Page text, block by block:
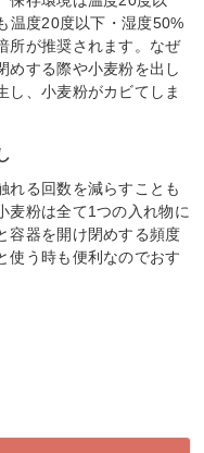
温度20度以下・湿度50%
所が推奨されます。なぜ
めする際や小麦粉を出し
し、小麦粉がカビてしま
れる回数を減らすことも
麦粉は全て1つの入れ物に
容器を開け閉めする頻度
使う時も便利なのでおす